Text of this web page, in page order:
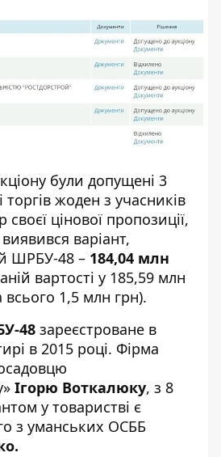
були допущені 3
жоден з учасників
своєї цінової пропозиції,
варіант,
ШРБУ-48 – 184,04 млн
вартості у 185,59 млн
всього 1,5 млн грн).
48 зареєстроване в
в 2015 році. Фірма
Ігорю Воткалюку, з 8
у товаристві є
з уманських ОСББ